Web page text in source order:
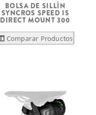
BOLSA DE SILLÍN
SYNCROS SPEED IS
DIRECT MOUNT 300
Comparar Productos